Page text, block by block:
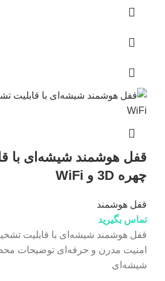
قفل هوشمند شیشه‌ای با
چهره 3D و WiFi
قفل هوشمند
تماس بگیرید
امنیت مدرن و حرفه‌ای توضیحات
شیشه‌ای